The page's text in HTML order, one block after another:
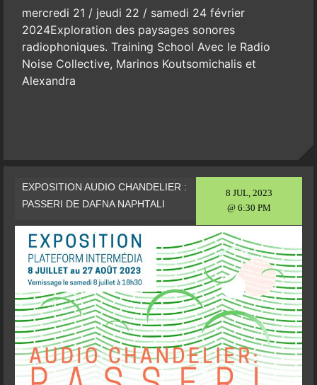
mercredi 21 / jeudi 22 / samedi 24 février
2024Exploration des paysages sonores
radiophoniques. Training School Avec le Radio
Noise Collective, Marinos Koutsomichalis et
Alexandra
8 JUL, 2023
@ 6:30 PM
EXPOSITION AUDIO CHANDELIER :
PASSERI DE DAFNA NAPHTALI